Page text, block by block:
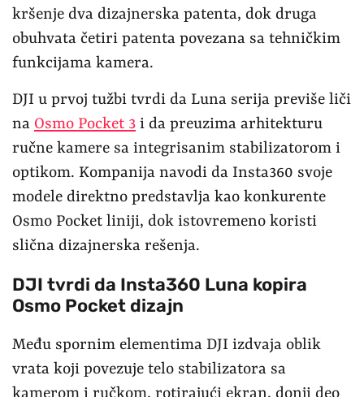
kršenje dva dizajnerska patenta, dok druga
obuhvata četiri patenta povezana sa tehničkim
funkcijama kamera.
DJI u prvoj tužbi tvrdi da Luna serija previše liči
na Osmo Pocket 3 i da preuzima arhitekturu
ručne kamere sa integrisanim stabilizatorom i
optikom. Kompanija navodi da Insta360 svoje
modele direktno predstavlja kao konkurente
Osmo Pocket liniji, dok istovremeno koristi
slična dizajnerska rešenja.
DJI tvrdi da Insta360 Luna kopira
Osmo Pocket dizajn
Među spornim elementima DJI izdvaja oblik
vrata koji povezuje telo stabilizatora sa